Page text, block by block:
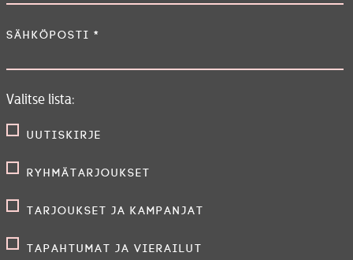
Sähköposti *
Valitse lista:
Uutiskirje
Ryhmätarjoukset
Tarjoukset ja kampanjat
Tapahtumat ja vierailut